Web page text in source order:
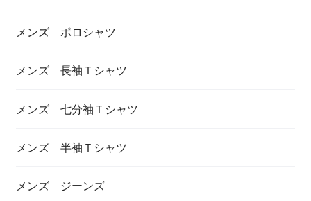
メンズ ポロシャツ
メンズ 長袖Ｔシャツ
メンズ 七分袖Ｔシャツ
メンズ 半袖Ｔシャツ
メンズ ジーンズ